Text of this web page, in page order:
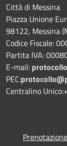
Città di Messina
Piazza Unione
98122, Messina
Codice Fiscale:
Partita IVA:
E-mail:
PEC:
Centralino